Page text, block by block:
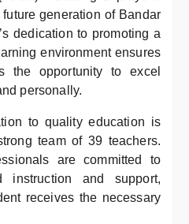
generation of Bandar
dedication to promoting a
environment ensures
the opportunity to excel
personally.
to quality education is
team of 39 teachers.
are committed to
instruction and support,
receives the necessary